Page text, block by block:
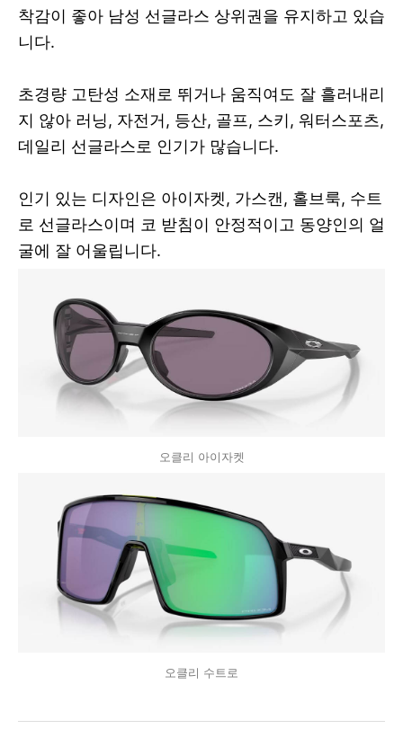
착감이 좋아 남성 선글라스 상위권을 유지하고 있습
니다.
초경량 고탄성 소재로 뛰거나 움직여도 잘 흘러내리
지 않아 러닝, 자전거, 등산, 골프, 스키, 워터스포츠,
데일리 선글라스로 인기가 많습니다.
인기 있는 디자인은 아이자켓, 가스캔, 홀브룩, 수트
로 선글라스이며 코 받침이 안정적이고 동양인의 얼
굴에 잘 어울립니다.
오클리 아이자켓
오클리 수트로